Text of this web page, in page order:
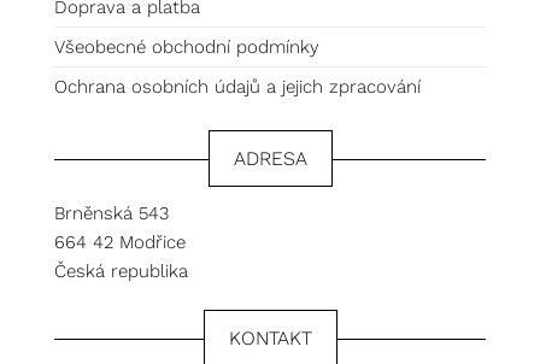
Doprava a platba
Všeobecné obchodní podmínky
Ochrana osobních údajů a jejich zpracování
ADRESA
Brněnská 543
664 42 Modřice
Česká republika
KONTAKT